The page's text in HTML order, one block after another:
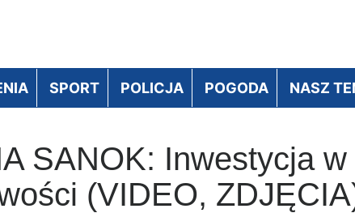
SPORT POLICJA POGODA NASZ
SANOK: Inwestycja
(VIDEO,